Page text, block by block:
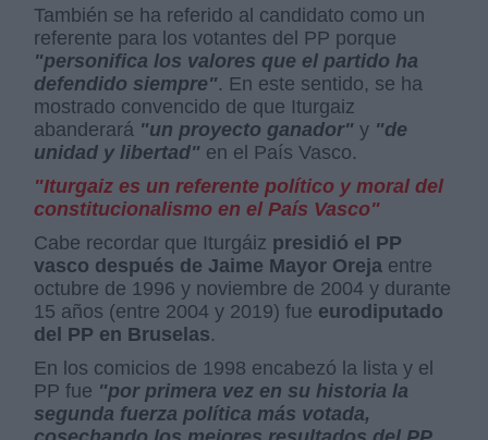
También se ha referido al candidato como un
referente para los votantes del PP porque
"personifica los valores que el partido ha
defendido siempre". En este sentido, se ha
mostrado convencido de que Iturgaiz
abanderará "un proyecto ganador" y "de
unidad y libertad" en el País Vasco.
"Iturgaiz es un referente político y moral del
constitucionalismo en el País Vasco"
Cabe recordar que Iturgáiz presidió el PP
vasco después de Jaime Mayor Oreja entre
octubre de 1996 y noviembre de 2004 y durante
15 años (entre 2004 y 2019) fue eurodiputado
del PP en Bruselas.
En los comicios de 1998 encabezó la lista y el
PP fue "por primera vez en su historia la
segunda fuerza política más votada,